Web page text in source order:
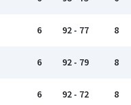
6 92 - 77 8
6 92 - 79 8
6 92 - 72 8